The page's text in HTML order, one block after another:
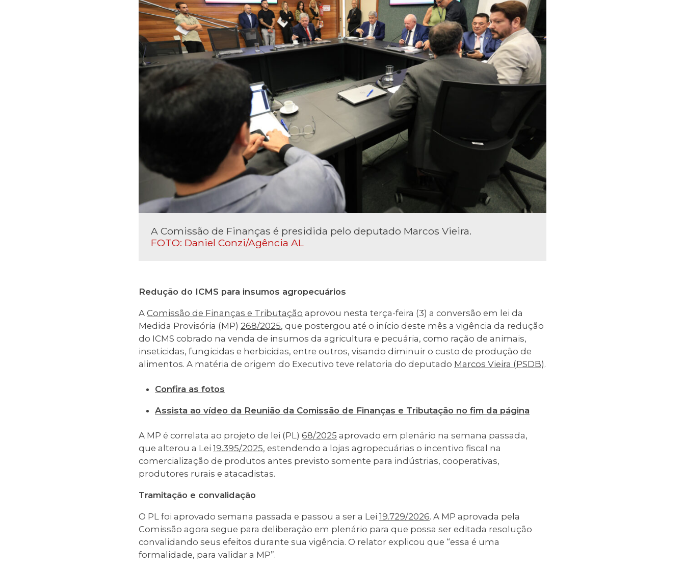
A Comissão de Finanças é presidida pelo deputado Marcos Vieira.
FOTO: Daniel Conzi/Agência AL
Redução do ICMS para insumos agropecuários
A Comissão de Finanças e Tributação aprovou nesta terça-feira (3) a conversão em lei da
Medida Provisória (MP) 268/2025, que postergou até o início deste mês a vigência da redução
do ICMS cobrado na venda de insumos da agricultura e pecuária, como ração de animais,
inseticidas, fungicidas e herbicidas, entre outros, visando diminuir o custo de produção de
alimentos. A matéria de origem do Executivo teve relatoria do deputado Marcos Vieira (PSDB).
Confira as fotos
Assista ao vídeo da Reunião da Comissão de Finanças e Tributação no fim da página
A MP é correlata ao projeto de lei (PL) 68/2025 aprovado em plenário na semana passada,
que alterou a Lei 19.395/2025, estendendo a lojas agropecuárias o incentivo fiscal na
comercialização de produtos antes previsto somente para indústrias, cooperativas,
produtores rurais e atacadistas.
Tramitação e convalidação
O PL foi aprovado semana passada e passou a ser a Lei 19.729/2026. A MP aprovada pela
Comissão agora segue para deliberação em plenário para que possa ser editada resolução
convalidando seus efeitos durante sua vigência. O relator explicou que “essa é uma
formalidade, para validar a MP”.